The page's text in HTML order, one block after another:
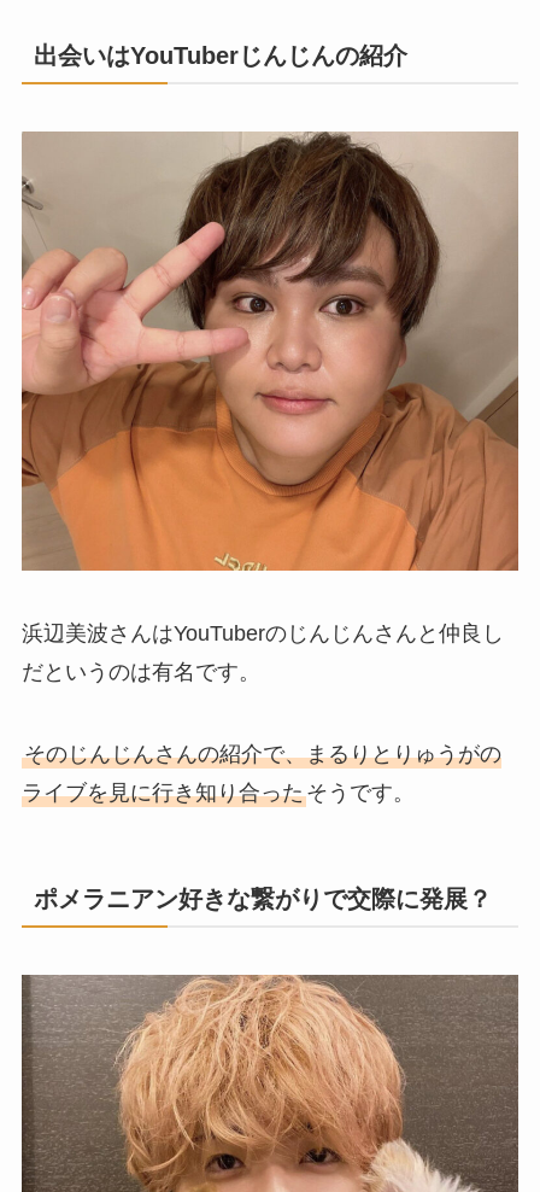
出会いはYouTuberじんじんの紹介
浜辺美波さんはYouTuberのじんじんさんと仲良し
だというのは有名です。
そのじんじんさんの紹介で、まるりとりゅうがの
ライブを見に行き知り合ったそうです。
ポメラニアン好きな繋がりで交際に発展？